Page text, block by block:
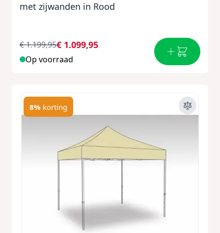
met zijwanden in Rood
€ 1.099,95
€ 1.199,95
Op voorraad
8% korting